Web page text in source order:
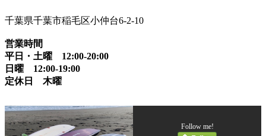
千葉県千葉市稲毛区小仲台6-2-10
営業時間
平日・土曜 12:00-20:00
日曜 12:00-19:00
定休日 木曜
Follow me!